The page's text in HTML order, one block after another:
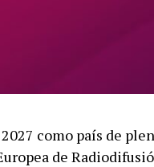
como país de
de